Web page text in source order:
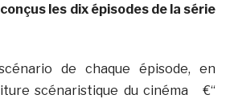
les dix épisodes de la série
de chaque épisode, en
scénaristique du cinéma €“